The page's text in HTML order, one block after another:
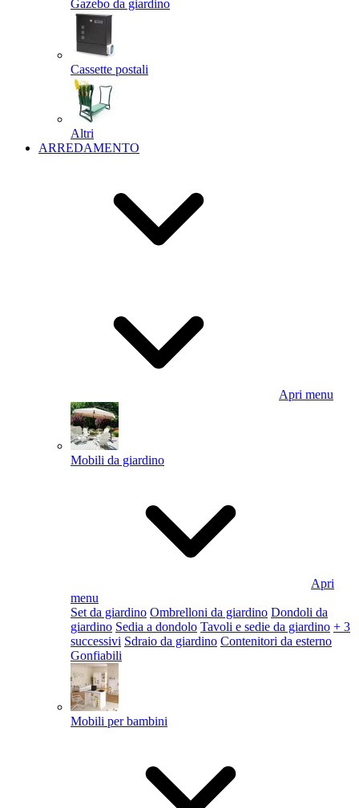
Gazebo da giardino
Cassette postali
Altri
ARREDAMENTO
Apri menu
Mobili da giardino
Apri
menu
Set da giardino Ombrelloni da giardino Dondoli da
giardino Sedia a dondolo Tavoli e sedie da giardino + 3
successivi Sdraio da giardino Contenitori da esterno
Gonfiabili
Mobili per bambini